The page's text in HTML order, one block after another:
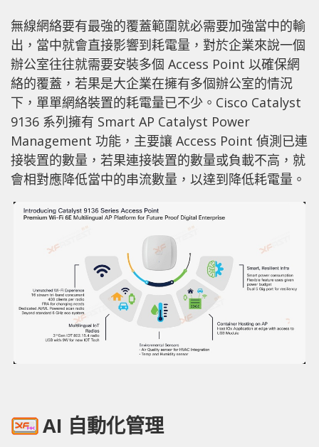
無線網絡要有最強的覆蓋範圍就必需要加強當中的輸
出，當中就會直接影響到耗電量，對於企業來說一個
辦公室往往就需要安裝多個 Access Point 以確保網
絡的覆蓋，若果是大企業在擁有多個辦公室的情況
下，單單網絡裝置的耗電量已不少。Cisco Catalyst
9136 系列擁有 Smart AP Catalyst Power
Management 功能，主要讓 Access Point 偵測已連
接裝置的數量，若果連接裝置的數量或負載不高，就
會相對應降低當中的串流數量，以達到降低耗電量。
AI 自動化管理